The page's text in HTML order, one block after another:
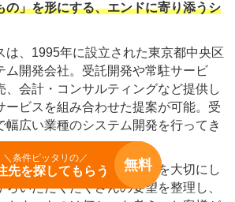
の」を形にする、エンドに寄り添うシ
は、1995年に設立された東京都中央区
ム開発会社。受託開発や常駐サービ
、会計・コンサルティングなど提供し
ービスを組み合わせた提案が可能。受
幅広い業種のシステム開発を行ってき
でシステム開発に臨むこと を大切にし
いただくたくさんの要望を整理し、
＼条件ピッタリの／
先を探してもらう 無料